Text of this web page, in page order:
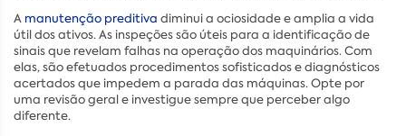
A manutenção preditiva diminui a ociosidade e amplia a vida
útil dos ativos. As inspeções são úteis para a identificação de
sinais que revelam falhas na operação dos maquinários. Com
elas, são efetuados procedimentos sofisticados e diagnósticos
acertados que impedem a parada das máquinas. Opte por
uma revisão geral e investigue sempre que perceber algo
diferente.